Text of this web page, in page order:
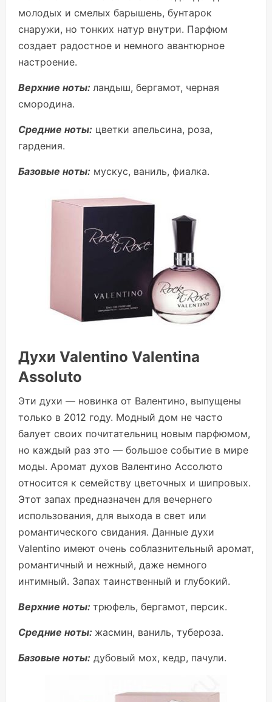
молодых и смелых барышень, бунтарок
снаружи, но тонких натур внутри. Парфюм
создает радостное и немного авантюрное
настроение.
Верхние ноты: ландыш, бергамот, черная
смородина.
Средние ноты: цветки апельсина, роза,
гардения.
Базовые ноты: мускус, ваниль, фиалка.
Духи Valentino Valentina
Assoluto
Эти духи — новинка от Валентино, выпущены
только в 2012 году. Модный дом не часто
балует своих почитательниц новым парфюмом,
но каждый раз это — большое событие в мире
моды. Аромат духов Валентино Ассолюто
относится к семейству цветочных и шипровых.
Этот запах предназначен для вечернего
использования, для выхода в свет или
романтического свидания. Данные духи
Valentino имеют очень соблазнительный аромат,
романтичный и нежный, даже немного
интимный. Запах таинственный и глубокий.
Верхние ноты: трюфель, бергамот, персик.
Средние ноты: жасмин, ваниль, тубероза.
Базовые ноты: дубовый мох, кедр, пачули.